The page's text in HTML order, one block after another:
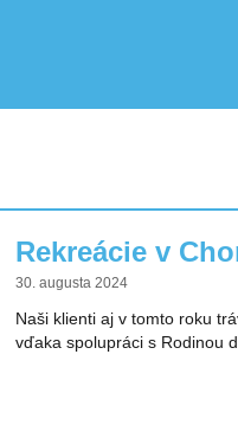
Rekreácie v
30. augusta 2024
Naši klienti aj v tomto roku
vďaka spolupráci s Rodinou